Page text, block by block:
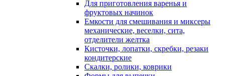
Для приготовления варенья и
фруктовых начинок
Емкости для смешивания и миксеры
механические, веселки, сита,
отделители желтка
Кисточки, лопатки, скребки, резаки
кондитерские
Скалки, ролики, коврики